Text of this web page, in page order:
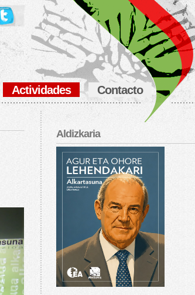
Actividades Contacto
Aldizkaria